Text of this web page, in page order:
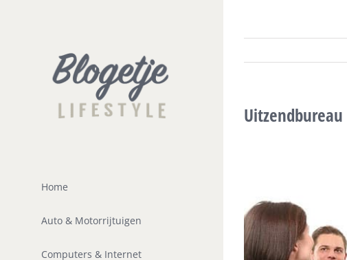
Home
Auto & Motorrijtuigen
Computers & Internet